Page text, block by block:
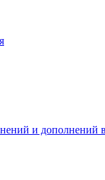
и дополнений